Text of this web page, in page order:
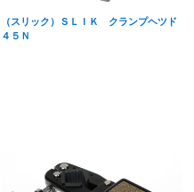
（スリック）ＳＬＩＫ クランプヘツド
４５Ｎ